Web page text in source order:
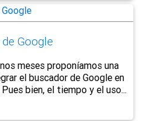
Google
meses proponíamos una
el buscador de Google en
bien, el tiempo y el uso...